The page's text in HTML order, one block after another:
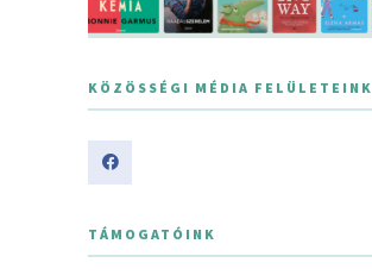
KÖZÖSSÉGI MÉDIA FELÜLETEINK
TÁMOGATÓINK